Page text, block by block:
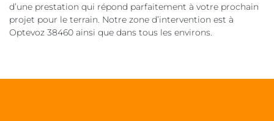
d’une prestation qui répond parfaitement à votre prochain
projet pour le terrain. Notre zone d’intervention est à
Optevoz 38460 ainsi que dans tous les environs.